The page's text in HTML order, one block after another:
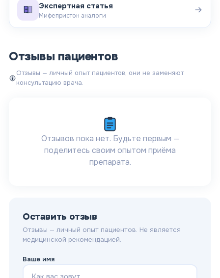
Экспертная статья
Мифепристон аналоги
Отзывы пациентов
Отзывы — личный опыт пациентов, они не заменяют
консультацию врача.
Отзывов пока нет. Будьте первым —
поделитесь своим опытом приёма
препарата.
Оставить отзыв
Отзывы — личный опыт пациентов. Не является
медицинской рекомендацией.
Ваше имя